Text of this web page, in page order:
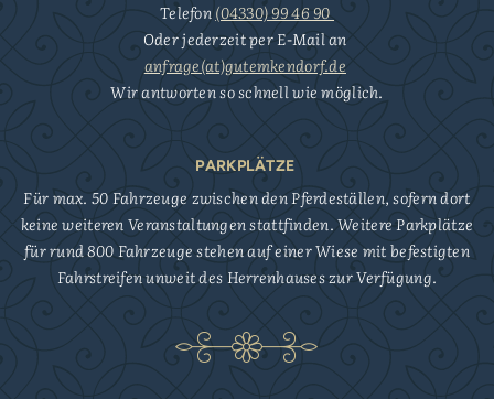
Telefon (04330) 99 46 90
Oder jederzeit per E-Mail an
anfrage(at)gutemkendorf.de
Wir antworten so schnell wie möglich.
PARKPLÄTZE
Für max. 50 Fahrzeuge zwischen den Pferdeställen, sofern dort
keine weiteren Veranstaltungen stattfinden. Weitere Parkplätze
für rund 800 Fahrzeuge stehen auf einer Wiese mit befestigten
Fahrstreifen unweit des Herrenhauses zur Verfügung.